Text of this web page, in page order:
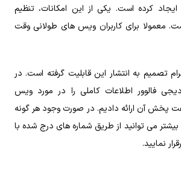
کرده است. یکی از این امکانات، تنظیم
برای کاربران ویس های طولانی وقت
تصمیم به انتشار این قابلیت گرفته است. در
فالوور اطلاعات کاملی را در مورد ویس
پخش آن ارائه دادیم. در صورت وجود هر گونه
می توانید از طریق شماره های درج شده با
نمایید.